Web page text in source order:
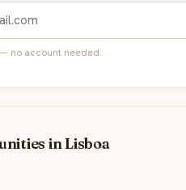
no account needed.
in Lisboa